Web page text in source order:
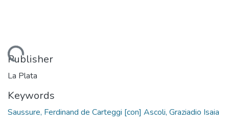
Loading...
Publisher
La Plata
Keywords
Saussure, Ferdinand de Carteggi [con] Ascoli, Graziadio Isaia